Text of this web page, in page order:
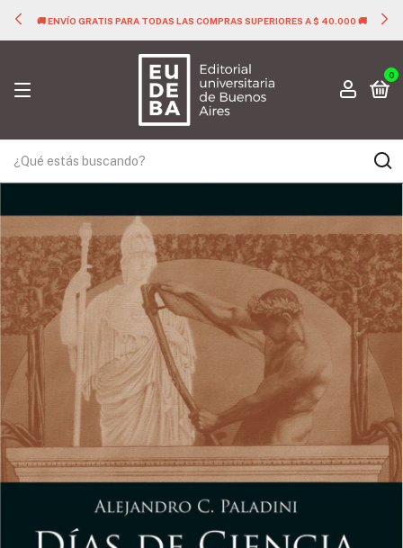
🚚 ENVÍO GRATIS PARA TODAS LAS COMPRAS SUPERIORES A $ 40.000 🚚
0